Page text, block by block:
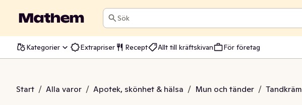
Sök
Kategorier Extrapriser Recept Allt till kräftskivan För företag
Start / Alla varor / Apotek, skönhet & hälsa / Mun och tänder / Tandkräm
75ml Sensodyne